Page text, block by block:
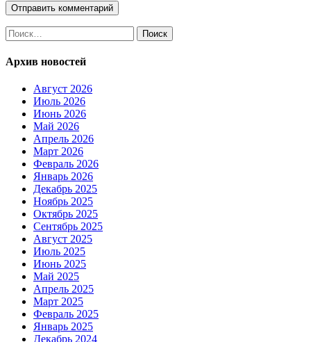
Найти:
Архив новостей
Август 2026
Июль 2026
Июнь 2026
Май 2026
Апрель 2026
Март 2026
Февраль 2026
Январь 2026
Декабрь 2025
Ноябрь 2025
Октябрь 2025
Сентябрь 2025
Август 2025
Июль 2025
Июнь 2025
Май 2025
Апрель 2025
Март 2025
Февраль 2025
Январь 2025
Декабрь 2024